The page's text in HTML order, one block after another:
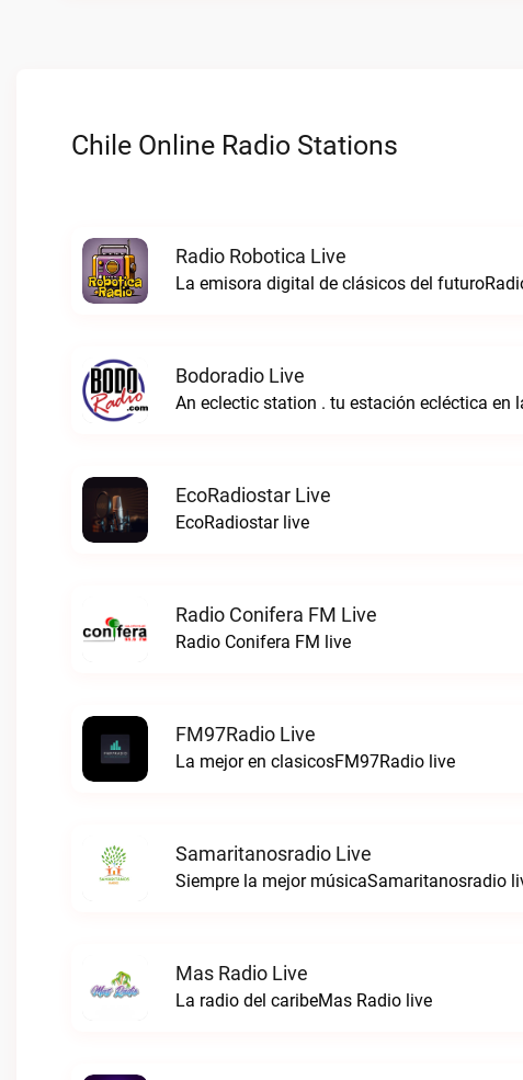
Chile Online Radio Stations
Radio Robotica Live
La emisora digital de clásicos del
Bodoradio Live
An eclectic station . tu estación ecléctica en
EcoRadiostar Live
EcoRadiostar live
Radio Conifera FM Live
Radio Conifera FM live
FM97Radio Live
La mejor en clasicosFM97Radio live
Samaritanosradio Live
Siempre la mejor músicaSamaritanosradio
Mas Radio Live
La radio del caribeMas Radio live